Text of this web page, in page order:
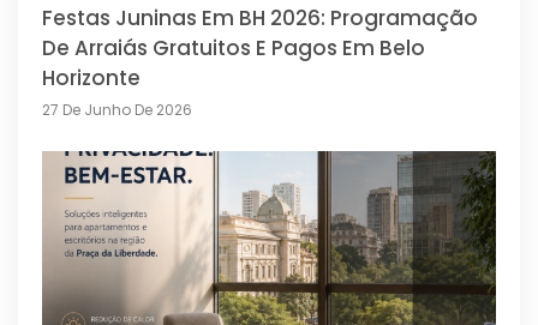
Festas Juninas Em BH 2026: Programação
De Arraiás Gratuitos E Pagos Em Belo
Horizonte
27 De Junho De 2026